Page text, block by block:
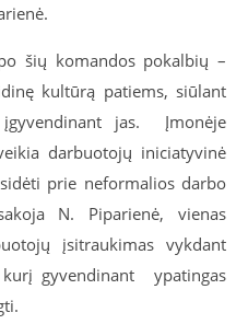
šių komandos pokalbių –
kultūrą patiems, siūlant
jas. Įmonėje
darbuotojų iniciatyvinė
prie neformalios darbo
N. Piparienė, vienas
įsitraukimas vykdant
gyvendinant ypatingas